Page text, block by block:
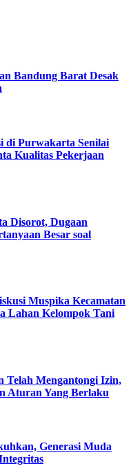
Bandung Barat Desak
di Purwakarta Senilai
Kualitas Pekerjaan
Disorot, Dugaan
Besar soal
Muspika Kecamatan
Lahan Kelompok Tani
Telah Mengantongi Izin,
Aturan Yang Berlaku
Generasi Muda